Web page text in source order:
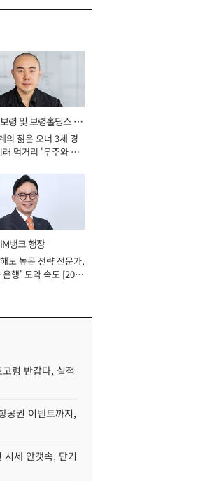
령 및 보령홀딩스 대
장
의 젊은 오너 3세 경
래 먹거리 '우주와 헬
뱅크 행장
도 높은 전략 전문가,
은행' 도약 속도 [2026
령 반갑다, 실적
공권 이벤트까지,
시세 안갯속, 단기